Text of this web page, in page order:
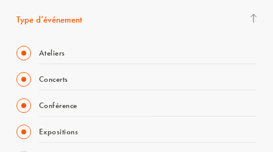
Type d’événement
Ateliers
Concerts
Conférence
Expositions